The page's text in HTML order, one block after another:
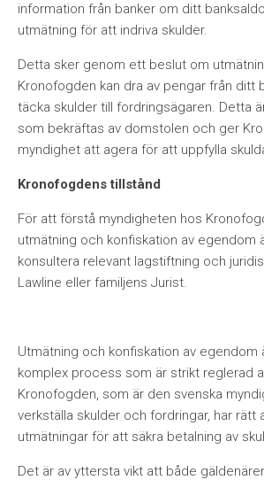
information från banker om ditt
utmätning för att indriva skulder.
Detta sker genom ett beslut om
Kronofogden kan dra av pengar från ditt
täcka skulder till fordringsägaren. Detta
som bekräftas av domstolen och ger
myndighet att agera för att uppfylla
Kronofogdens tillstånd
För att förstå myndigheten hos
utmätning och konfiskation av egendom
konsultera relevant lagstiftning och
Lawline eller familjens Jurist.
Utmätning och konfiskation av egendom
komplex process som är strikt reglerad
Kronofogden, som är den svenska
verkställa skulder och fordringar, har rätt
utmätningar för att säkra betalning av
Det är av yttersta vikt att både